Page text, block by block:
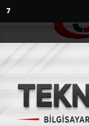
6
Anasayfa Eğitim
ŞÜ ile